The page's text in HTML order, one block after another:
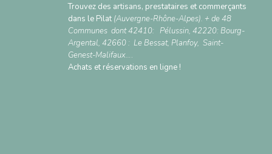
Trouvez des artisans, prestataires et commerçants
dans le Pilat (Auvergne-Rhône-Alpes). + de 48
Communes dont 42410: Pélussin, 42220: Bourg-
Argental, 42660 : Le Bessat, Planfoy, Saint-
Genest-Malifaux….
Achats et réservations en ligne !